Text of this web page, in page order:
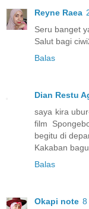
Reyne Raea
Seru banget
Salut bagi
Balas
Dian Restu
saya kira
film
begitu di
Kakaban
Balas
Okapi note 8